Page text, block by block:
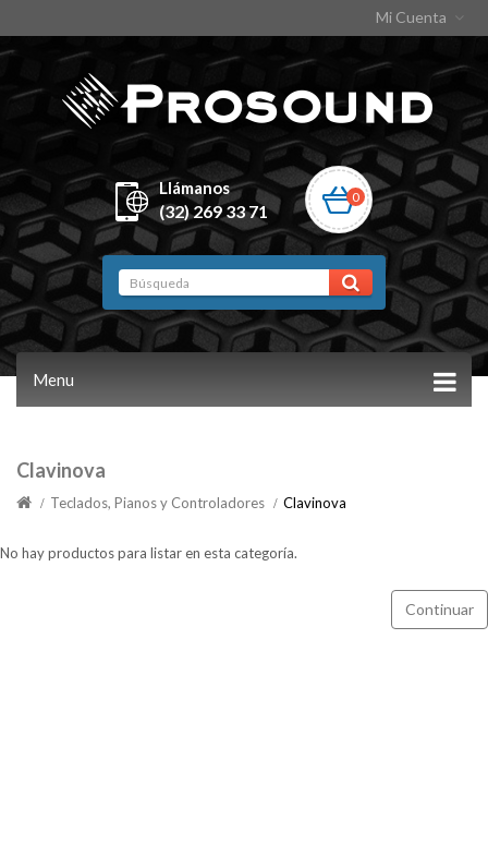
Mi Cuenta
Llámanos
(32) 269 33 71
0
Menu
Clavinova
Teclados, Pianos y Controladores Clavinova
No hay productos para listar en esta categoría.
Continuar